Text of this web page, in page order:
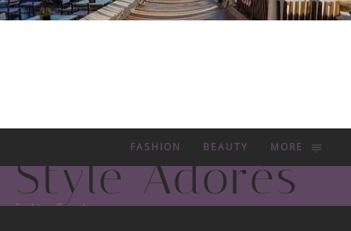
FASHION BEAUTY MORE
Style Adorés
Fashion Trends